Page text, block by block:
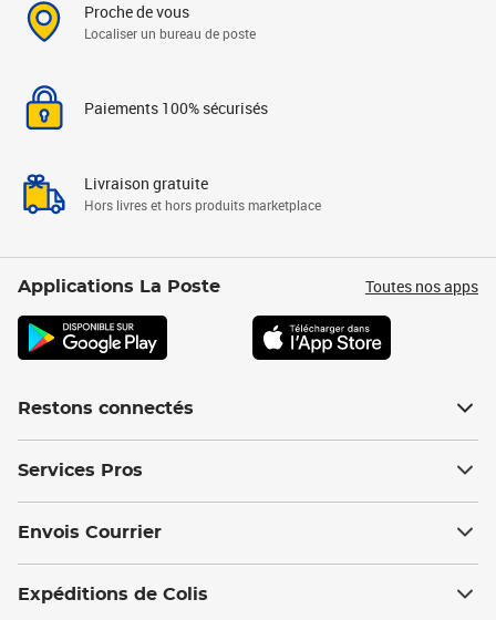
Proche de vous
Localiser un bureau de poste
Paiements 100% sécurisés
Livraison gratuite
Hors livres et hors produits marketplace
Applications La Poste Toutes nos apps
Restons connectés
Services Pros
Envois Courrier
Expéditions de Colis